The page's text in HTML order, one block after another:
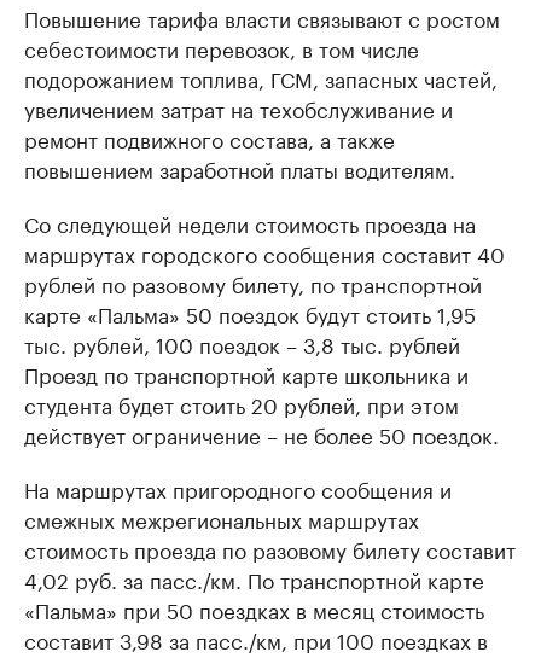
Повышение тарифа власти связывают с ростом
себестоимости перевозок, в том числе
подорожанием топлива, ГСМ, запасных частей,
увеличением затрат на техобслуживание и
ремонт подвижного состава, а также
повышением заработной платы водителям.
Со следующей недели стоимость проезда на
маршрутах городского сообщения составит 40
рублей по разовому билету, по транспортной
карте «Пальма» 50 поездок будут стоить 1,95
тыс. рублей, 100 поездок – 3,8 тыс. рублей
Проезд по транспортной карте школьника и
студента будет стоить 20 рублей, при этом
действует ограничение – не более 50 поездок.
На маршрутах пригородного сообщения и
смежных межрегиональных маршрутах
стоимость проезда по разовому билету составит
4,02 руб. за пасс./км. По транспортной карте
«Пальма» при 50 поездках в месяц стоимость
составит 3,98 за пасс./км, при 100 поездках в